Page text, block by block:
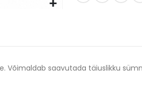
Võimaldab saavutada täiuslikku